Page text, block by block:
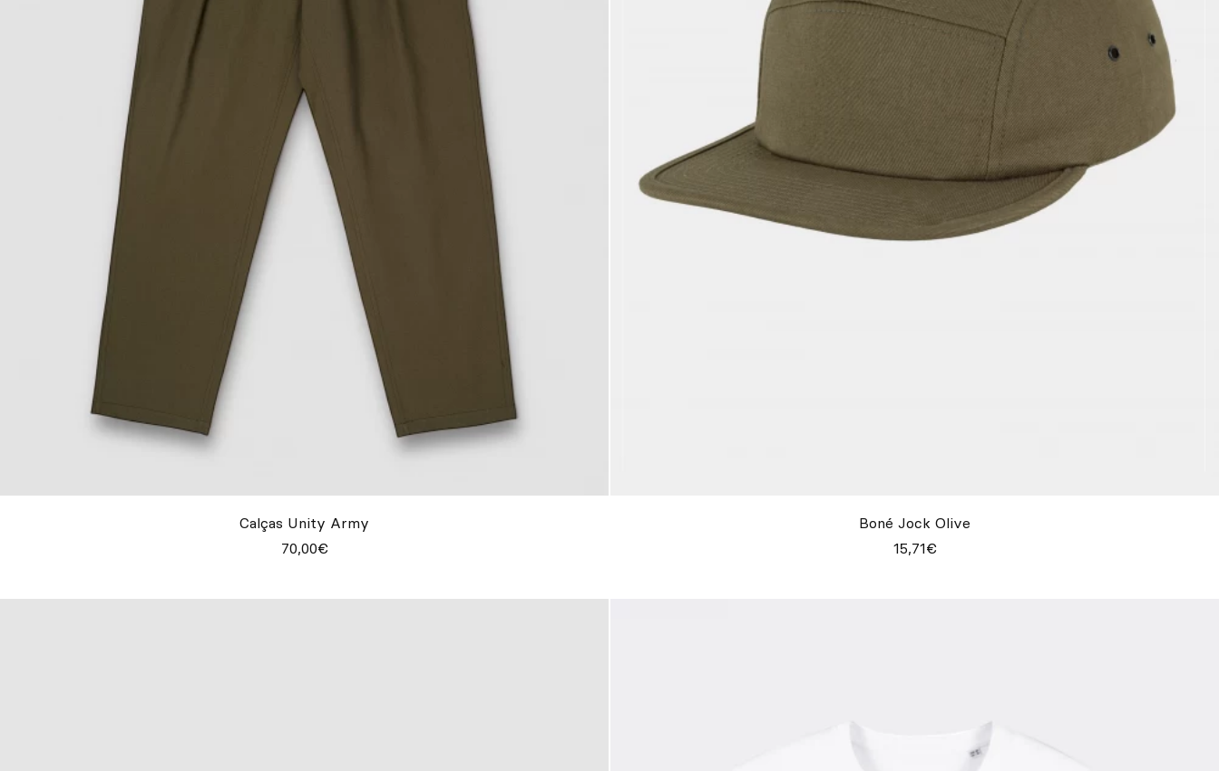
Calças Unity Army
70,00€
Boné Jock Olive
15,71€